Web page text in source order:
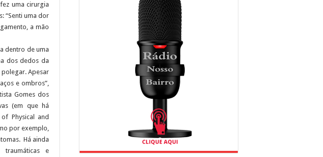
uma cirurgia
“Senti uma dor
a mão
dentro de uma
dos dedos da
Apesar
e ombros”,
Gomes dos
(em que há
Physical and
por exemplo,
Há ainda
traumáticas e